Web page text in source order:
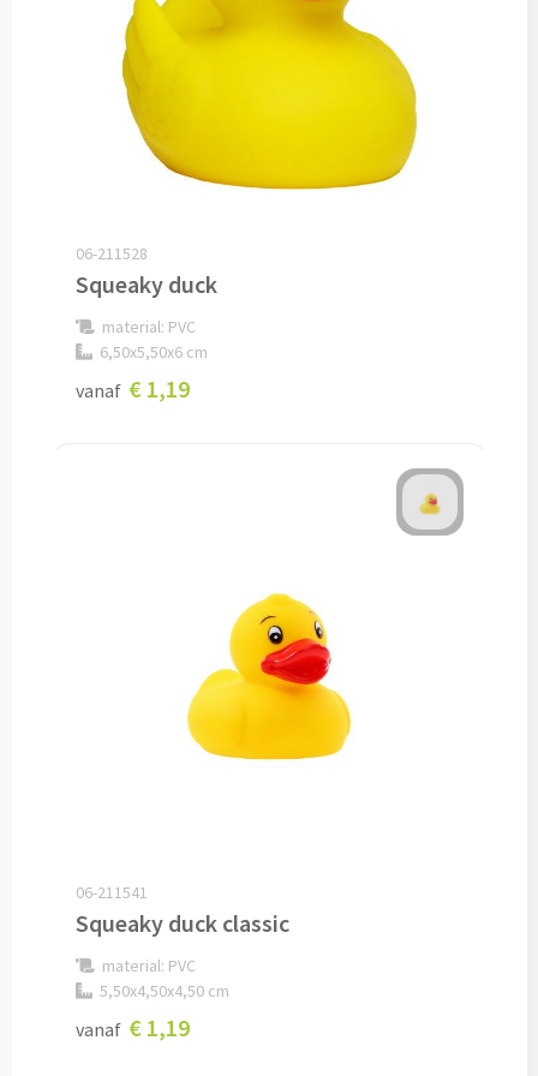
Potloden bedrukken
Markeerstiften bedrukken
Kinderschrijfwaren bedrukken
Waskrijtjes bedrukken
Notitieboekjes & Schrijfmappen
Notitieboekjes bedrukken
Klemborden bedrukken
Memoblaadjes bedrukken
Kubusblokken bedrukken
Custom made
06-211528
Squeaky duck
material: PVC
6,50x5,50x6 cm
vanaf € 1,19
06-211541
Squeaky duck classic
material: PVC
5,50x4,50x4,50 cm
vanaf € 1,19